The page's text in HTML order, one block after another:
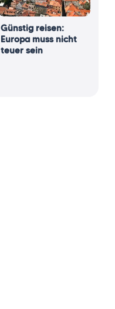
Günstig reisen:
Europa muss nicht
teuer sein